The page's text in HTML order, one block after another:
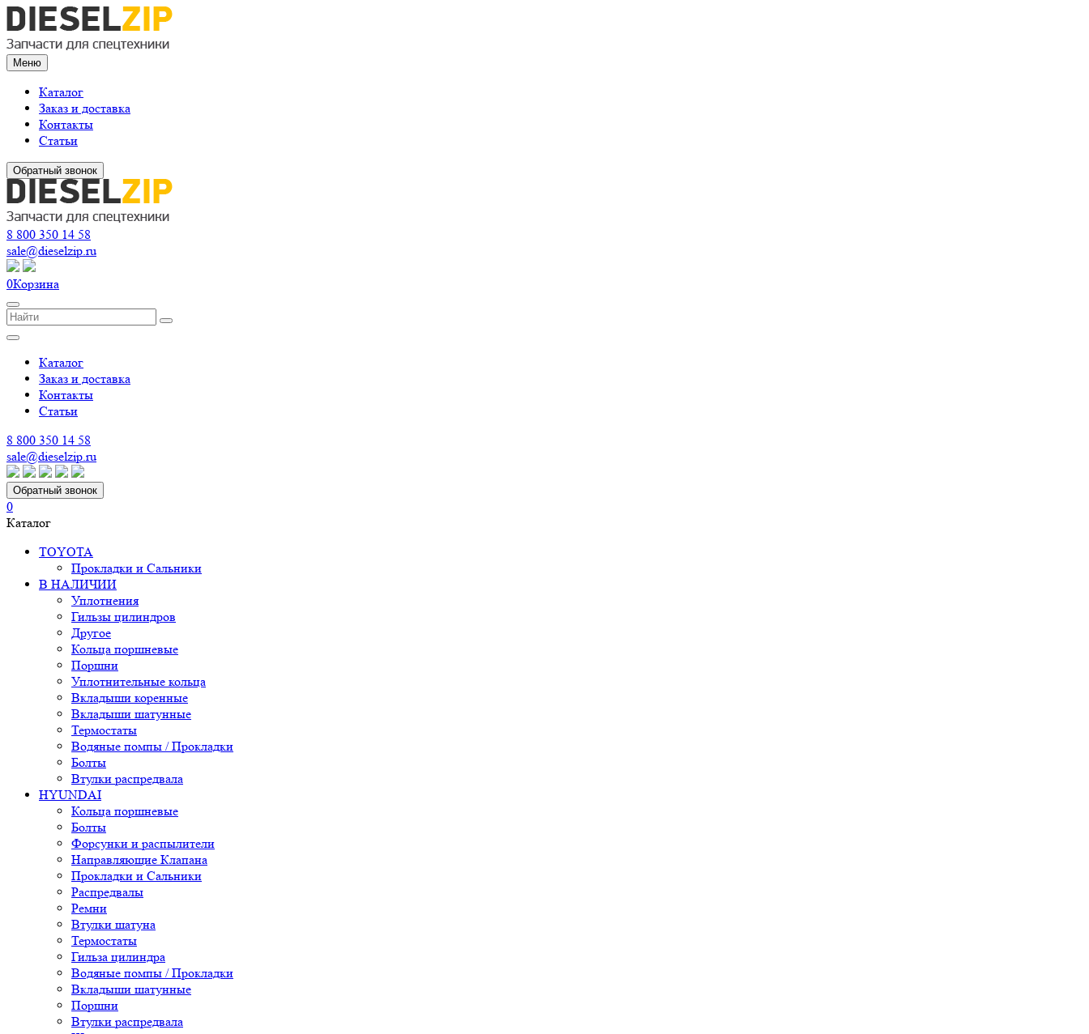
Меню
Каталог
Заказ и доставка
Контакты
Статьи
Обратный звонок
8 800 350 14 58
sale@dieselzip.ru
0Корзина
Каталог
Заказ и доставка
Контакты
Статьи
8 800 350 14 58
sale@dieselzip.ru
Обратный звонок
0
Каталог
TOYOTA
Прокладки и Сальники
В НАЛИЧИИ
Уплотнения
Гильзы цилиндров
Другое
Кольца поршневые
Поршни
Уплотнительные кольца
Вкладыши коренные
Вкладыши шатунные
Термостаты
Водяные помпы / Прокладки
Болты
Втулки распредвала
HYUNDAI
Кольца поршневые
Болты
Форсунки и распылители
Направляющие Клапана
Прокладки и Сальники
Распредвалы
Ремни
Втулки шатуна
Термостаты
Гильза цилиндра
Водяные помпы / Прокладки
Вкладыши шатунные
Поршни
Втулки распредвала